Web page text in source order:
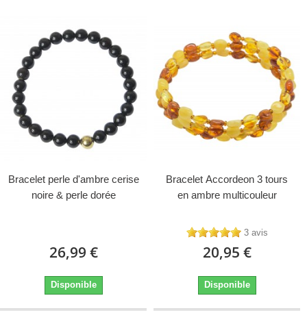
Bracelet perle d'ambre cerise
noire & perle dorée
26,99 €
Disponible
Bracelet Accordeon 3 tours
en ambre multicouleur
3 avis
20,95 €
Disponible